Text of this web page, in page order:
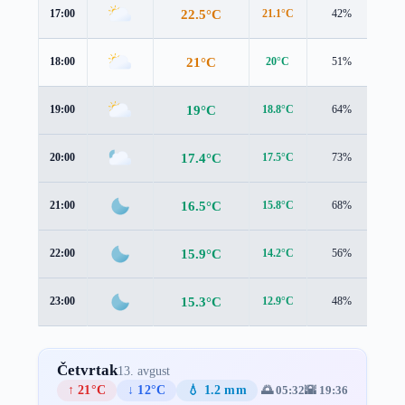
17:00 22.5°C 21.1°C 42%
18:00 21°C 20°C 51%
19:00 19°C 18.8°C 64%
20:00 17.4°C 17.5°C 73%
21:00 16.5°C 15.8°C 68%
22:00 15.9°C 14.2°C 56%
23:00 15.3°C 12.9°C 48%
Četvrtak13. avgust
↑ 21°C
↓ 12°C 💧 1.2 mm 🌅 05:32🌇 19:36